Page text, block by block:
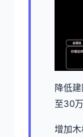
降低
至30万
增加